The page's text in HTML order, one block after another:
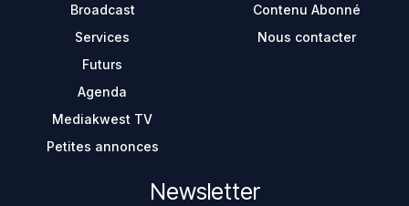
Broadcast
Services
Futurs
Agenda
Mediakwest TV
Petites annonces
Contenu Abonné
Nous contacter
Newsletter